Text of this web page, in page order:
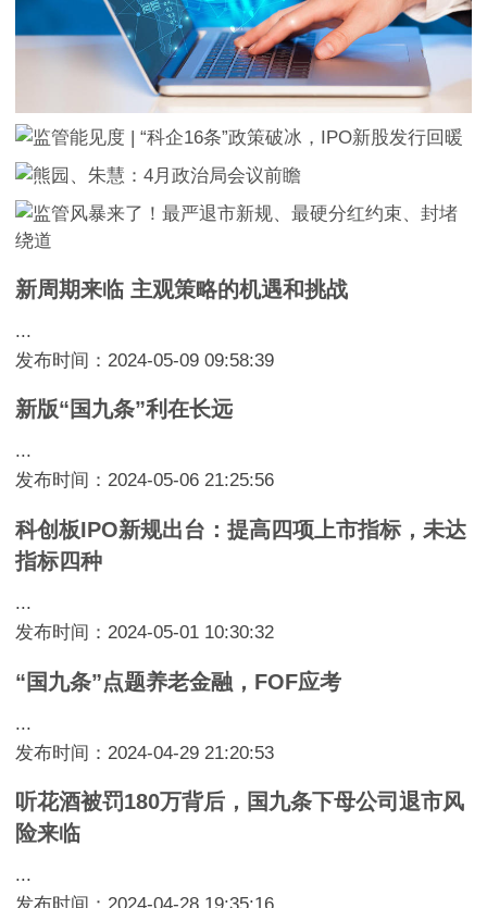
新周期来临 主观策略的机遇和挑战
...
发布时间：2024-05-09 09:58:39
新版“国九条”利在长远
...
发布时间：2024-05-06 21:25:56
科创板IPO新规出台：提高四项上市指标，未达
指标四种
...
发布时间：2024-05-01 10:30:32
“国九条”点题养老金融，FOF应考
...
发布时间：2024-04-29 21:20:53
听花酒被罚180万背后，国九条下母公司退市风
险来临
...